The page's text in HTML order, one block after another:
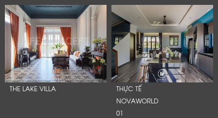
THE LAKE VILLA
THỰC TẾ
NOVAWORLD
01